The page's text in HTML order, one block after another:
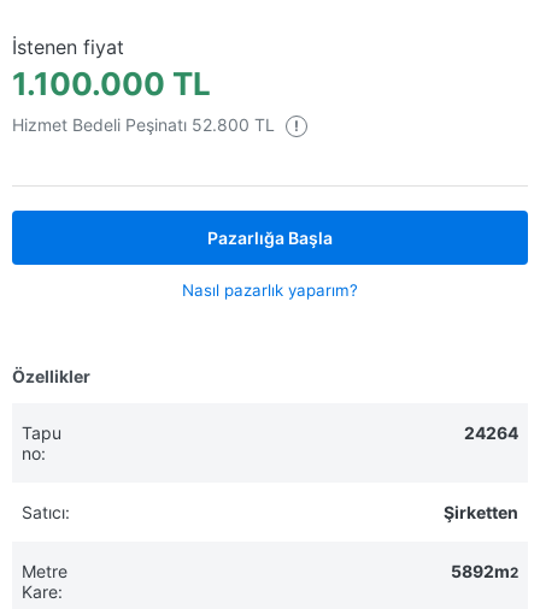
Özellikler
Tapu
no:
24264
Satıcı: Şirketten
Metre
Kare:
5892m2
İstenen fiyat
1.100.000 TL
Hizmet Bedeli Peşinatı 52.800 TL !
Pazarlığa Başla
Nasıl pazarlık yaparım?